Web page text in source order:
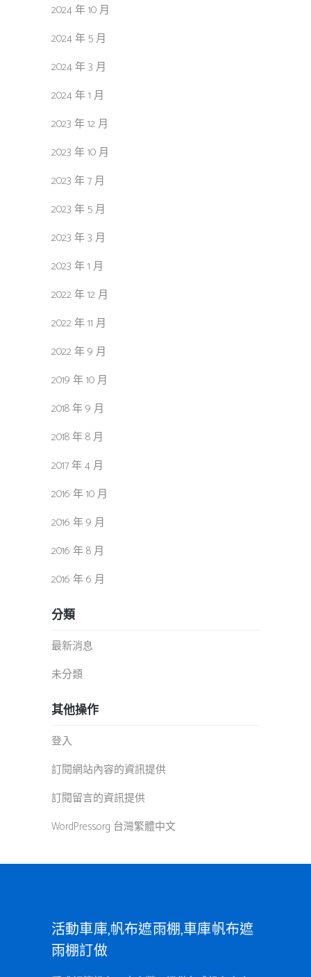
2024 年 10 月
2024 年 5 月
2024 年 3 月
2024 年 1 月
2023 年 12 月
2023 年 10 月
2023 年 7 月
2023 年 5 月
2023 年 3 月
2023 年 1 月
2022 年 12 月
2022 年 11 月
2022 年 9 月
2019 年 10 月
2018 年 9 月
2018 年 8 月
2017 年 4 月
2016 年 10 月
2016 年 9 月
2016 年 8 月
2016 年 6 月
分類
最新消息
未分類
其他操作
登入
訂閱網站內容的資訊提供
訂閱留言的資訊提供
WordPress.org 台灣繁體中文
活動車庫,帆布遮雨棚,車庫帆布遮
雨棚訂做